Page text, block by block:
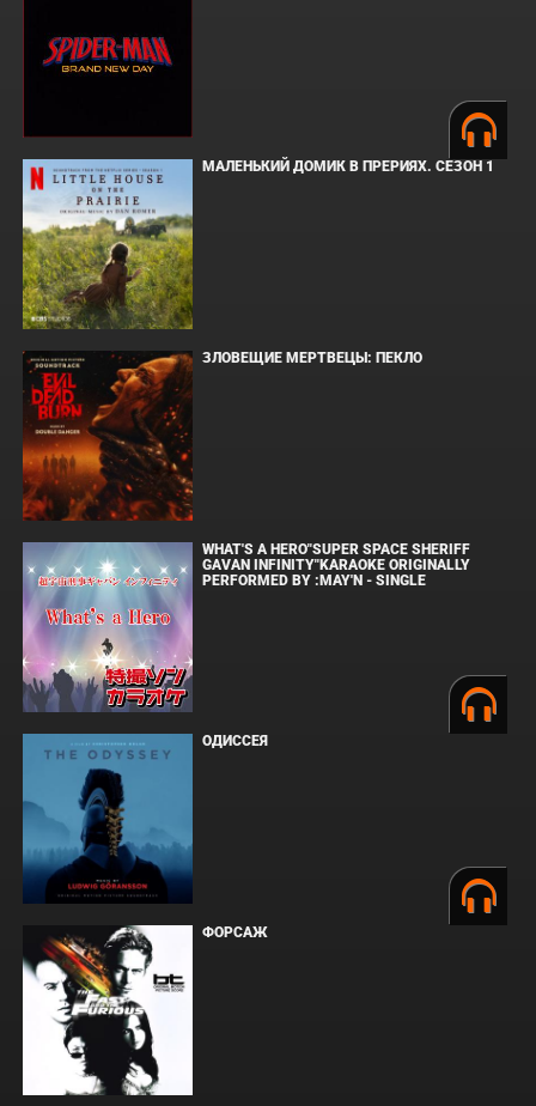
МАЛЕНЬКИЙ ДОМИК В ПРЕРИЯХ. СЕЗОН 1
ЗЛОВЕЩИЕ МЕРТВЕЦЫ: ПЕКЛО
WHAT'S A HERO"SUPER SPACE SHERIFF
GAVAN INFINITY"KARAOKE ORIGINALLY
PERFORMED BY :MAY'N - SINGLE
ОДИССЕЯ
ФОРСАЖ